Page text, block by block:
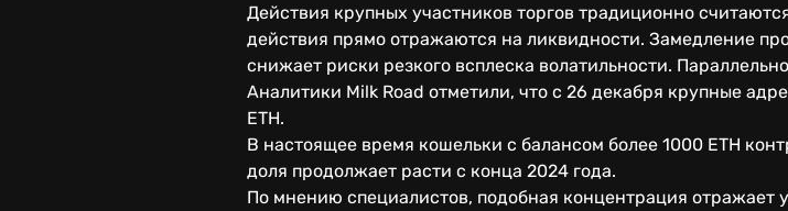
Действия крупных участников торгов традиционно
действия прямо отражаются на ликвидности. Замедление
снижает риски резкого всплеска волатильности.
Аналитики Milk Road отметили, что с 26 декабря крупные
ETH.
В настоящее время кошельки с балансом более 1000 ETH
доля продолжает расти с конца 2024 года.
По мнению специалистов, подобная концентрация отражает